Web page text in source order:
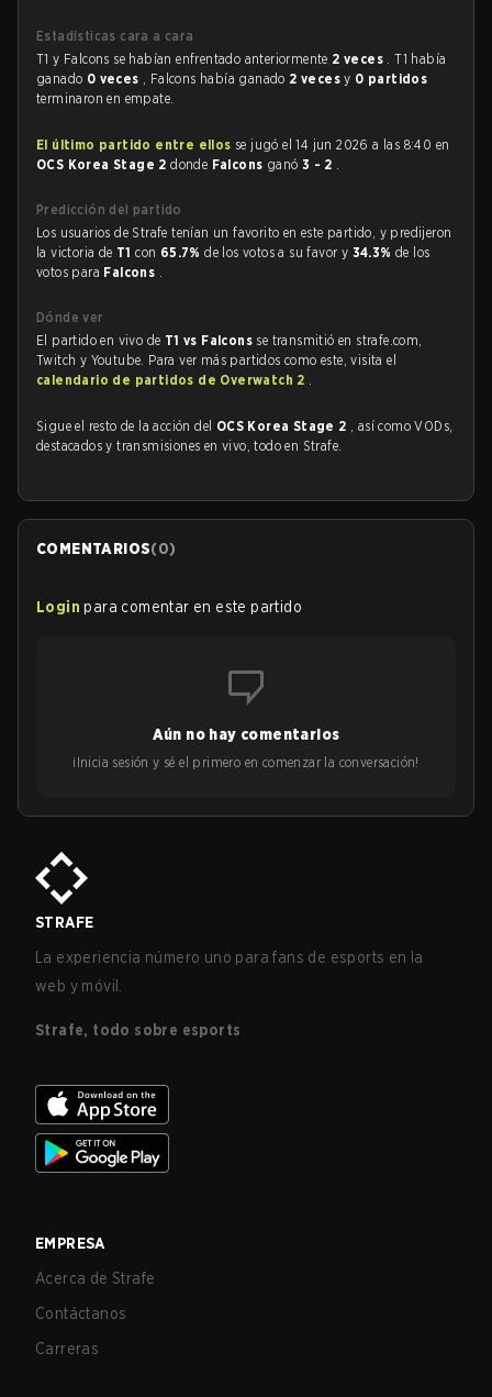
Estadísticas cara a cara
T1 y Falcons se habían enfrentado anteriormente 2 veces . T1 había
ganado 0 veces , Falcons había ganado 2 vecesy 0 partidos
terminaron en empate.
El último partido entre ellos se jugó el 14 jun 2026 a las 8:40 en
OCS Korea Stage 2donde Falcons ganó 3 - 2 .
Predicción del partido
Los usuarios de Strafe tenían un favorito en este partido, y predijeron
la victoria de T1con 65.7%de los votos a su favor y 34.3%de los
votos para Falcons .
Dónde ver
El partido en vivo de T1 vs Falcons se transmitió en strafe.com,
Twitch y Youtube. Para ver más partidos como este, visita el
calendario de partidos de Overwatch 2 .
Sigue el resto de la acción del OCS Korea Stage 2 , así como VODs,
destacados y transmisiones en vivo, todo en Strafe.
COMENTARIOS(0)
Login para comentar en este partido
Aún no hay comentarios
¡Inicia sesión y sé el primero en comenzar la conversación!
STRAFE
La experiencia número uno para fans de esports en la
web y móvil.
Strafe, todo sobre esports
EMPRESA
Acerca de Strafe
Contáctanos
Carreras